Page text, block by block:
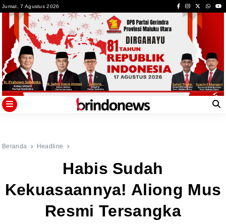
toJumat, 7 Agustus 2026
Beranda Headline
Habis Sudah
Kekuasaannya! Aliong Mus
Resmi Tersangka